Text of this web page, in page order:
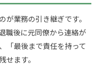
業務の引き継ぎです。
職後に元同僚から連絡が
「最後まで責任を持って
せます。